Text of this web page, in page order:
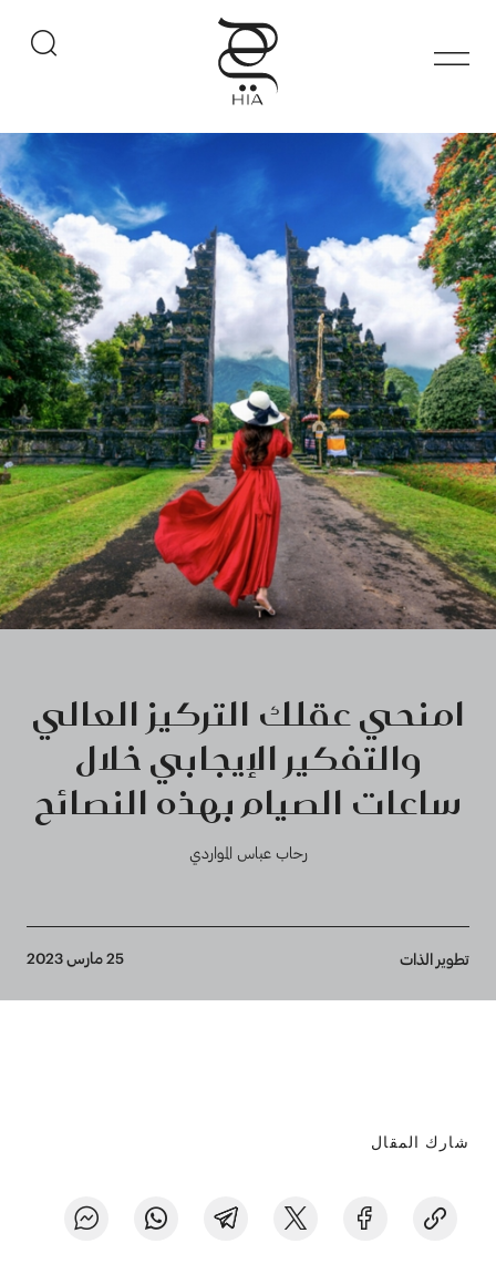
امنحي عقلك التركيز العالي
والتفكير الإيجابي خلال
ساعات الصيام بهذه النصائح
رحاب عباس المواردي
Breadcrumb
تطوير الذات 25 مارس 2023
شارك المقال